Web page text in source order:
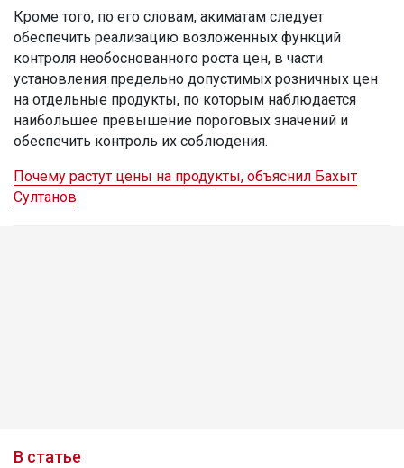
Кроме того, по его словам, акиматам следует
обеспечить реализацию возложенных функций
контроля необоснованного роста цен, в части
установления предельно допустимых розничных цен
на отдельные продукты, по которым наблюдается
наибольшее превышение пороговых значений и
обеспечить контроль их соблюдения.
Почему растут цены на продукты, объяснил Бахыт
Султанов
В статье